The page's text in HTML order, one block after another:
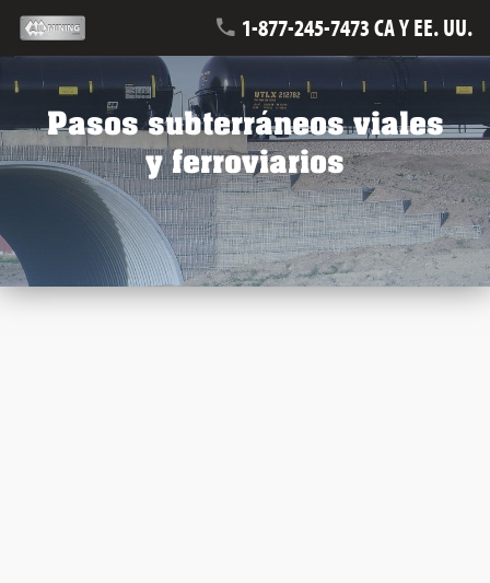
1-877-245-7473 CA Y EE. UU.
Pasos subterráneos viales
y ferroviarios